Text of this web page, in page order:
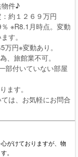
件♪
約１２６９万円
※R8.1月時点。変動
す。
円※変動あり。
、旅館業不可。
部付いていない部屋
ます。
は、お気軽にお問合
がけておりますが、物
。